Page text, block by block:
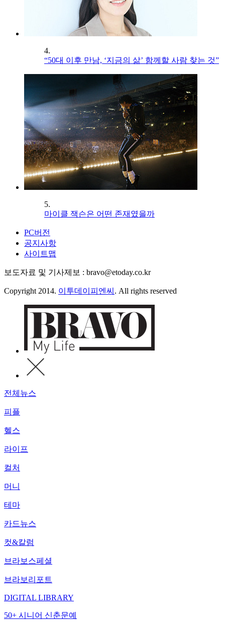
4.
“50대 이후 만남, ‘지금의 삶’ 함께할 사람 찾는 것”
5.
마이클 잭슨은 어떤 존재였을까
PC버전
공지사항
사이트맵
보도자료 및 기사제보 : bravo@etoday.co.kr
Copyright 2014. 이투데이피엔씨 . All rights reserved
전체뉴스
피플
헬스
라이프
컬처
머니
테마
카드뉴스
컷&칼럼
브라보스페셜
브라보리포트
DIGITAL LIBRARY
50+ 시니어 신춘문예